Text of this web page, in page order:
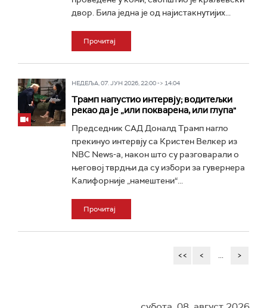
двор. Била једна је од најистакнутијих...
Прочитај
НЕДЕЉА, 07. ЈУН 2026, 22:00 -> 14:04
Трамп напустио интервју; водитељки
рекао да је „или покварена, или глупа"
Председник САД Доналд Трамп нагло
прекинуо интервју са Кристен Велкер из
NBC News-а, након што су разговарали о
његовој тврдњи да су избори за гувернера
Калифорније „намештени“...
Прочитај
<< < ... >